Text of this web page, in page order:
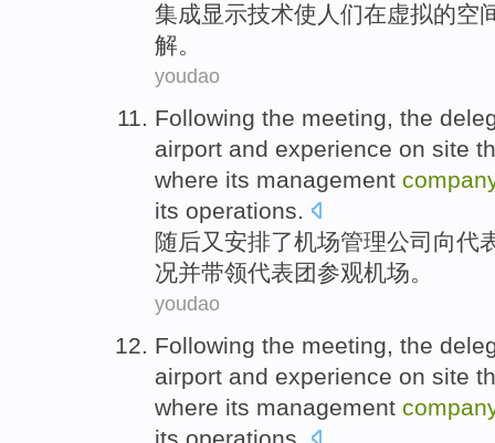
集成显示技术使人们在虚拟的空
解。
youdao
Following the meeting, the
airport and experience on site
where its management
its operations.
随后又安排了机场管理公司 向代
况并带领代表团参观机场。
youdao
Following the meeting, the
airport and experience on site
where its management
its operations.